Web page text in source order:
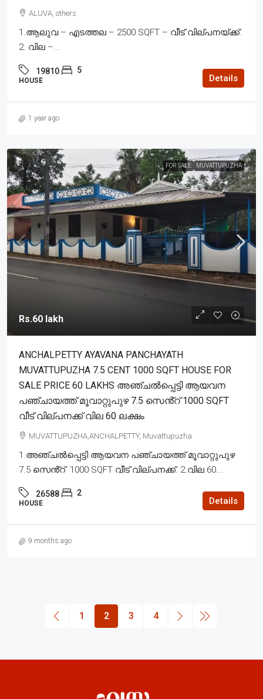
ALUVA, others
1.ആലുവ – എടത്തല – 2500 SQFT – വീട് വില്പനയ്ക്ക്.
2. വില –...
19810 5
HOUSE Details
1 year ago
FOR SALE MUVATTUPUZHA
Rs.60 lakh
ANCHALPETTY AYAVANA PANCHAYATH
MUVATTUPUZHA 7.5 CENT 1000 SQFT HOUSE FOR
SALE PRICE 60 LAKHS അഞ്ചൽപ്പെട്ടി ആയവന
പഞ്ചായത്ത് മൂവാറ്റുപുഴ 7.5 സെൻ്റ് 1000 SQFT
വീട് വില്പനക്ക് വില 60 ലക്ഷം
MUVATTUPUZHA,ANCHALPETTY, Muvattupuzha
1.അഞ്ചൽപ്പെട്ടി ആയവന പഞ്ചായത്ത് മൂവാറ്റുപുഴ
7.5 സെൻ്റ് 1000 SQFT വീട് വില്പനക്ക്. 2.വില 60...
26588 2
HOUSE Details
9 months ago
1 2 3 4